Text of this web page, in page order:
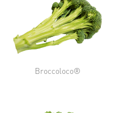
Broccoloco®